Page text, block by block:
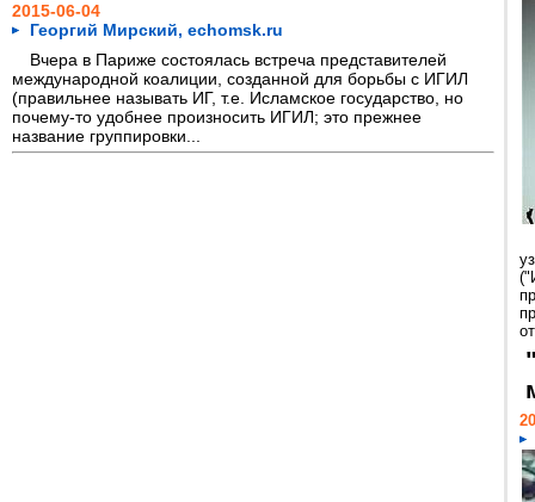
2015-06-04
Георгий Мирский, echomsk.ru
Вчера в Париже состоялась встреча представителей
международной коалиции, созданной для борьбы с ИГИЛ
(правильнее называть ИГ, т.е. Исламское государство, но
почему-то удобнее произносить ИГИЛ; это прежнее
название группировки...